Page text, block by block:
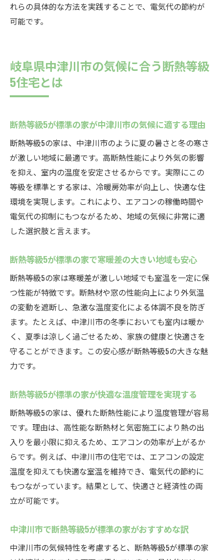
れらの具体的な方法を実践することで、電気代の節約が
可能です。
岐阜県中津川市の気候に合う断熱等級
5住宅とは
断熱等級5が標準の家が中津川市の気候に適する理由
断熱等級5の家は、中津川市のように夏の暑さと冬の寒さ
が激しい地域に最適です。高断熱性能により外気の影響
を抑え、室内の温度を安定させるからです。実際にこの
等級を標準とする家は、冷暖房効率が向上し、快適な住
環境を実現します。これにより、エアコンの稼働時間や
電気代の抑制にもつながるため、地域の気候に非常に適
した選択肢と言えます。
断熱等級5が標準の家で寒暖差の大きい地域も安心
断熱等級5の家は寒暖差が激しい地域でも室温を一定に保
つ性能が特徴です。断熱材や窓の性能向上により外気温
の変動を遮断し、急激な温度変化による体調不良を防ぎ
ます。たとえば、中津川市の冬季においても室内は暖か
く、夏季は涼しく過ごせるため、家族の健康と快適さを
守ることができます。この安心感が断熱等級5の大きな魅
力です。
断熱等級5が標準の家が快適な温度管理を実現する
断熱等級5の家は、優れた断熱性能により温度管理が容易
です。理由は、高性能な断熱材と気密施工により熱の出
入りを最小限に抑えるため、エアコンの効率が上がるか
らです。例えば、中津川市の住宅では、エアコンの設定
温度を抑えても快適な室温を維持でき、電気代の節約に
もつながっています。結果として、快適さと経済性の両
立が可能です。
中津川市で断熱等級5が標準の家がおすすめな訳
中津川市の気候特性を考慮すると、断熱等級5が標準の家